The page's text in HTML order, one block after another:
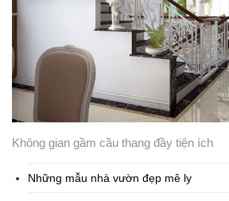
Không gian gầm cầu thang đầy tiện ích
Những mẫu nhà vườn đẹp mê ly